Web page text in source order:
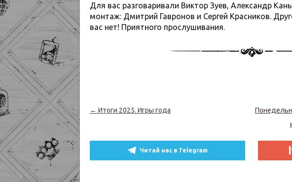
Для вас разговаривали Виктор Зуев, Александр
монтаж: Дмитрий Гавронов и Сергей Красников.
вас нет! Приятного прослушивания.
Навигация по записям
← Итоги 2025. Игры года
Читай нас в Telegram